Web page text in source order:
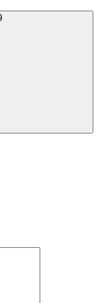
+7(473)229-61-29